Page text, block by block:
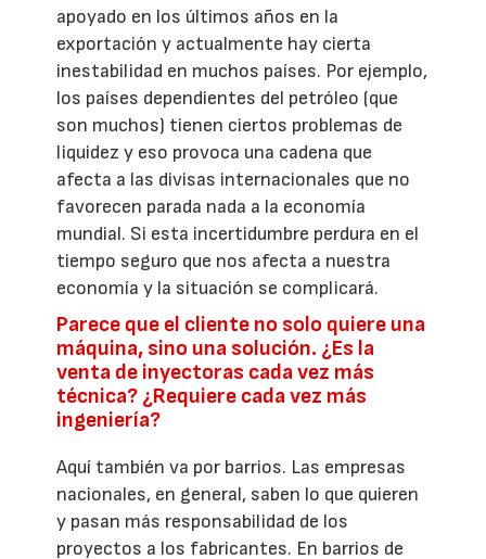
apoyado en los últimos años en la
exportación y actualmente hay cierta
inestabilidad en muchos países. Por ejemplo,
los países dependientes del petróleo (que
son muchos) tienen ciertos problemas de
liquidez y eso provoca una cadena que
afecta a las divisas internacionales que no
favorecen parada nada a la economía
mundial. Si esta incertidumbre perdura en el
tiempo seguro que nos afecta a nuestra
economía y la situación se complicará.
Parece que el cliente no solo quiere una
máquina, sino una solución. ¿Es la
venta de inyectoras cada vez más
técnica? ¿Requiere cada vez más
ingeniería?
Aquí también va por barrios. Las empresas
nacionales, en general, saben lo que quieren
y pasan más responsabilidad de los
proyectos a los fabricantes. En barrios de